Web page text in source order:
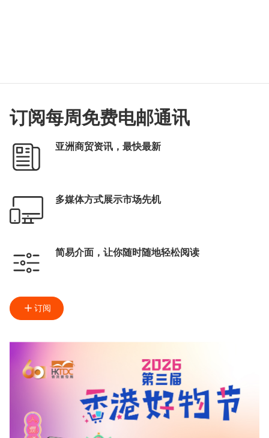
订阅每周免费电邮通讯
亚洲商贸资讯，最快最新
多媒体方式展示市场先机
简易介面，让你随时随地轻松阅读
订阅